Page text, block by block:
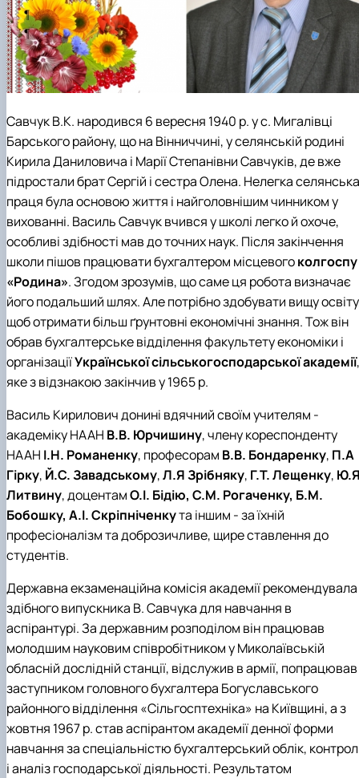
Савчук В.К. народився 6 вересня 1940 р. у с. Мигалівці
Барського району, що на Вінниччині, у селянській родині
Кирила Даниловича і Марії Степанівни Савчуків, де вже
підростали брат Сергій і сестра Олена. Нелегка селянська
праця була основою життя і найголовнішим чинником у
вихованні. Василь Савчук вчився у школі легко й охоче,
особливі здібності мав до точних наук. Після закінчення
школи пішов працювати бухгалтером місцевогоколгоспу
«Родина». Згодом зрозумів, що саме ця робота визначає
його подальший шлях. Але потрібно здобувати вищу
щоб отримати більш ґрунтовні економічні знання. Тож він
обрав бухгалтерське відділення факультету економіки і
організаціїУкраїнської сільськогосподарської академії,
яке з відзнакою закінчив у 1965 р.
Василь Кирилович донині вдячний своїм учителям -
академіку НААН В.В. Юрчишину, члену кореспонденту
НААН І.Н. Романенку, професорам В.В. Бондаренку, П.А
Гірку, Й.С. Завадському,Л.Я Зрібняку, Г.Т. Лещенку,
Литвину, доцентамО.І. Бідію, С.М. Рогаченку, Б.М.
Бобошку, А.І. Скріпніченкута іншим - за їхній
професіоналізм та доброзичливе, щире ставлення до
студентів.
Державна екзаменаційна комісія академії рекомендувала
здібного випускника В. Савчука для навчання в
аспірантурі. За державним розподілом він працював
молодшим науковим співробітником у Миколаївській
обласній дослідній станції, відслужив в армії, попрацював
заступником головного бухгалтера Богуславського
районного відділення «Сільгосптехніка» на Київщині, а з
жовтня 1967 р. став аспірантом академії денної форми
навчання за спеціальністю бухгалтерський облік,
і аналіз господарської діяльності. Результатом